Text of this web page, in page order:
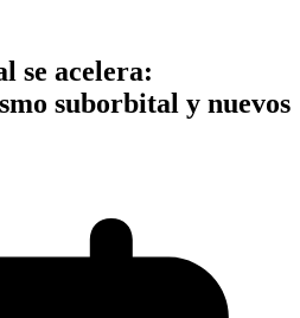
se acelera:
suborbital y nuevos